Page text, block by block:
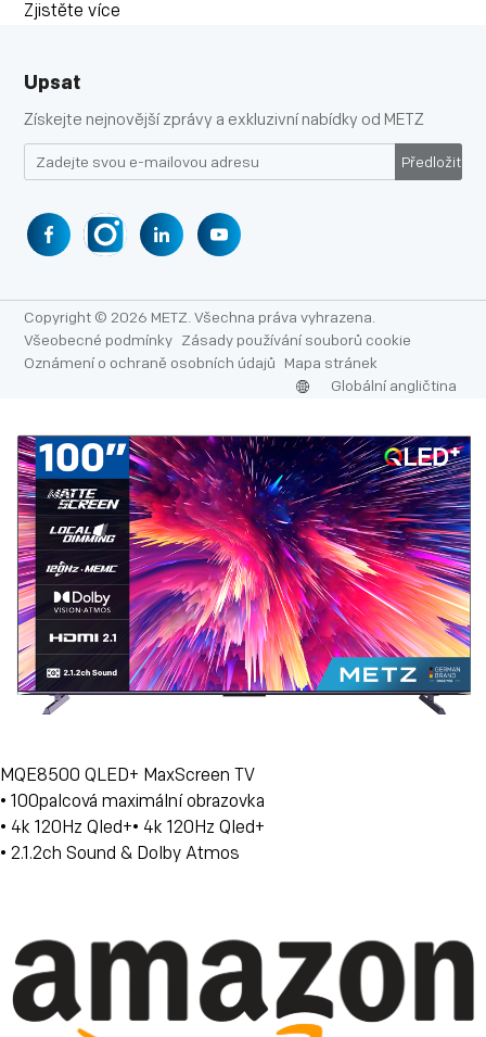
Zjistěte více
Upsat
Získejte nejnovější zprávy a exkluzivní nabídky od METZ
Předložit
Copyright © 2026 METZ. Všechna práva vyhrazena.
Všeobecné podmínky Zásady používání souborů cookie
Oznámení o ochraně osobních údajů Mapa stránek
Globální angličtina
MQE8500 QLED+ MaxScreen TV
• 100palcová maximální obrazovka
• 4k 120Hz Qled+• 4k 120Hz Qled+
• 2.1.2ch Sound & Dolby Atmos